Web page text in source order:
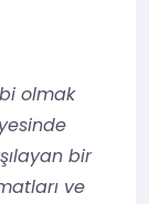
olmak
bir
ve